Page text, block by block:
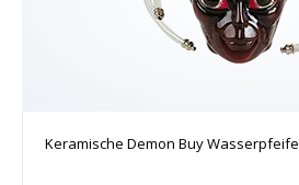
Keramische Demon Buy Wasserpfeife